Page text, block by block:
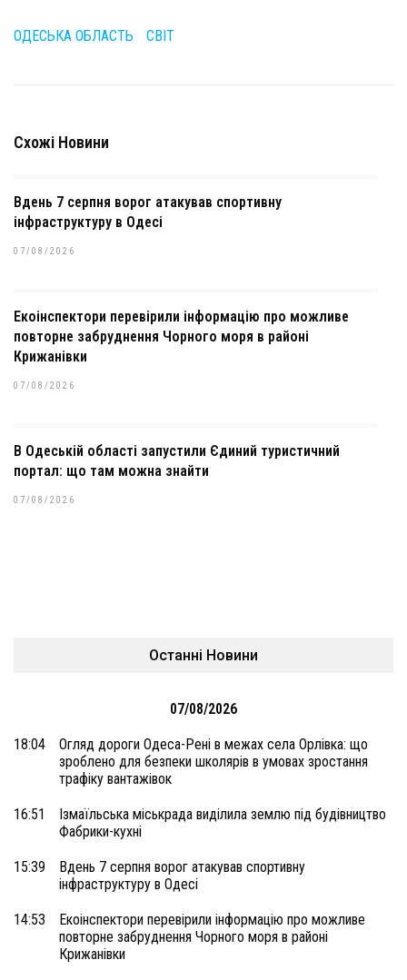
ОДЕСЬКА ОБЛАСТЬ СВІТ
Схожі Новини
Вдень 7 серпня ворог атакував спортивну
інфраструктуру в Одесі
07/08/2026
Екоінспектори перевірили інформацію про можливе
повторне забруднення Чорного моря в районі
Крижанівки
07/08/2026
В Одеській області запустили Єдиний туристичний
портал: що там можна знайти
07/08/2026
Останні Новини
07/08/2026
18:04
Огляд дороги Одеса-Рені в межах села Орлівка: що
зроблено для безпеки школярів в умовах зростання
трафіку вантажівок
16:51
Ізмаїльська міськрада виділила землю під будівництво
Фабрики-кухні
15:39
Вдень 7 серпня ворог атакував спортивну
інфраструктуру в Одесі
14:53
Екоінспектори перевірили інформацію про можливе
повторне забруднення Чорного моря в районі
Крижанівки